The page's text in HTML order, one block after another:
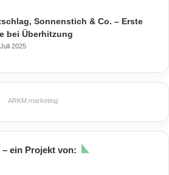
Sonnenstich & Co. – Erste
bei Überhitzung
2025
ARKM.marketing
ein Projekt von: